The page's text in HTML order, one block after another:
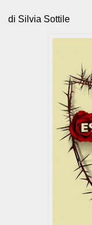
di Silvia Sottile